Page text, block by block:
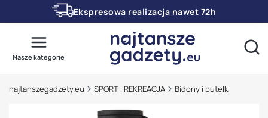
Ekspresowa realizacja nawet 72h
Nasze kategorie
najtanszegadzety.eu SPORT I REKREACJA Bidony i butelki